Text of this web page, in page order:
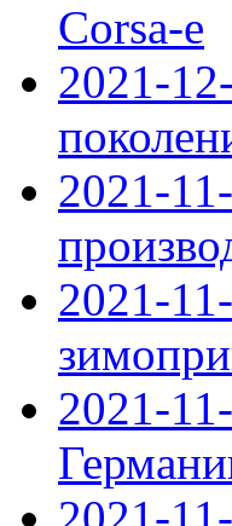
Corsa-e
2021-
2021-
2021-
2021-